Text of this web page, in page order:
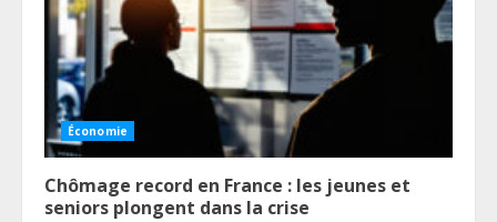
Économie
Chômage record en France : les jeunes et
seniors plongent dans la crise